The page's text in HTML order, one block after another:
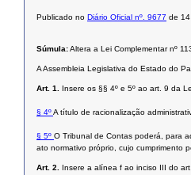
Publicado no Diário Oficial nº. 9677 de 14
Súmula:Altera a Lei Complementar nº
A Assembleia Legislativa do Estado do
Art. 1. Insere os §§ 4º e 5º ao art. 9 da
§ 4ºA título de racionalização
§ 5º O Tribunal de Contas poderá, para
ato normativo próprio, cujo cumprimento
Art. 2. Insere a alínea f ao inciso III do